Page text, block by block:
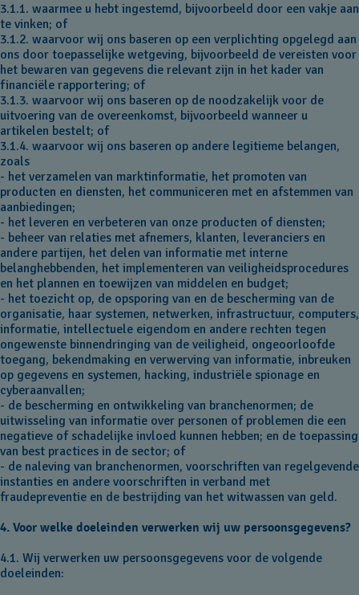
3.1.1. waarmee u hebt ingestemd, bijvoorbeeld door een vakje aan
te vinken; of
3.1.2. waarvoor wij ons baseren op een verplichting opgelegd aan
ons door toepasselijke wetgeving, bijvoorbeeld de vereisten voor
het bewaren van gegevens die relevant zijn in het kader van
financiële rapportering; of
3.1.3. waarvoor wij ons baseren op de noodzakelijk voor de
uitvoering van de overeenkomst, bijvoorbeeld wanneer u
artikelen bestelt; of
3.1.4. waarvoor wij ons baseren op andere legitieme belangen,
zoals
- het verzamelen van marktinformatie, het promoten van
producten en diensten, het communiceren met en afstemmen van
aanbiedingen;
- het leveren en verbeteren van onze producten of diensten;
- beheer van relaties met afnemers, klanten, leveranciers en
andere partijen, het delen van informatie met interne
belanghebbenden, het implementeren van veiligheidsprocedures
en het plannen en toewijzen van middelen en budget;
- het toezicht op, de opsporing van en de bescherming van de
organisatie, haar systemen, netwerken, infrastructuur, computers,
informatie, intellectuele eigendom en andere rechten tegen
ongewenste binnendringing van de veiligheid, ongeoorloofde
toegang, bekendmaking en verwerving van informatie, inbreuken
op gegevens en systemen, hacking, industriële spionage en
cyberaanvallen;
- de bescherming en ontwikkeling van branchenormen; de
uitwisseling van informatie over personen of problemen die een
negatieve of schadelijke invloed kunnen hebben; en de toepassing
van best practices in de sector; of
- de naleving van branchenormen, voorschriften van regelgevende
instanties en andere voorschriften in verband met
fraudepreventie en de bestrijding van het witwassen van geld.
4. Voor welke doeleinden verwerken wij uw persoonsgegevens?
4.1. Wij verwerken uw persoonsgegevens voor de volgende
doeleinden: